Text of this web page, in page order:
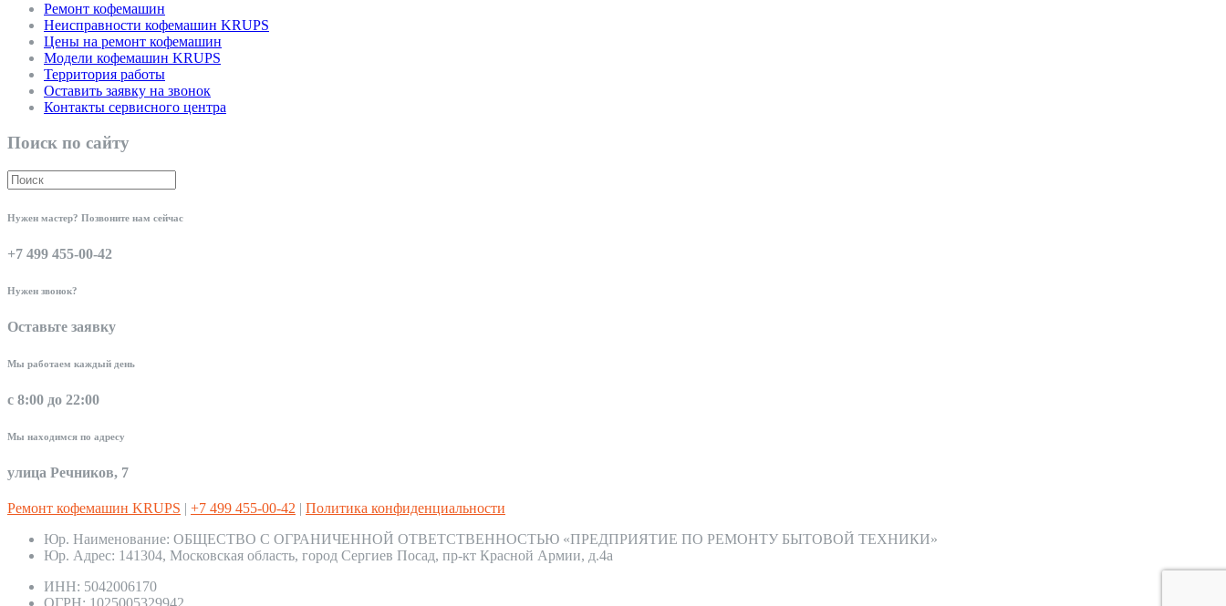
Ремонт кофемашин
Неисправности кофемашин KRUPS
Цены на ремонт кофемашин
Модели кофемашин KRUPS
Территория работы
Оставить заявку на звонок
Контакты сервисного центра
Поиск по сайту
Нужен мастер? Позвоните нам сейчас
+7 499 455-00-42
Нужен звонок?
Оставьте заявку
Мы работаем каждый день
с 8:00 до 22:00
Мы находимся по адресу
улица Речников, 7
Ремонт кофемашин KRUPS | +7 499 455-00-42 | Политика конфиденциальности
Юр. Наименование: ОБЩЕСТВО С ОГРАНИЧЕННОЙ ОТВЕТСТВЕННОСТЬЮ «ПРЕДПРИЯТИЕ ПО РЕМОНТУ БЫТОВОЙ ТЕХНИКИ»
Юр. Адрес: 141304, Московская область, город Сергиев Посад, пр-кт Красной Армии, д.4а
ИНН: 5042006170
ОГРН: 1025005329942